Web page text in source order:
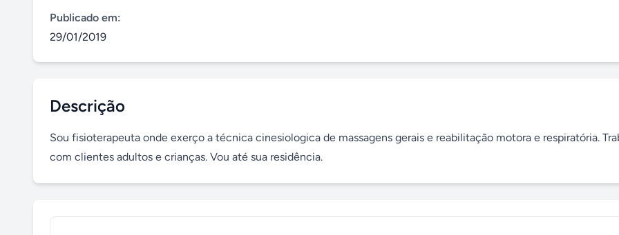
Publicado em:
29/01/2019
Descrição
Sou fisioterapeuta onde exerço a técnica cinesiologica de massagens gerais e reabilitação motora e respiratória.
com clientes adultos e crianças. Vou até sua residência.